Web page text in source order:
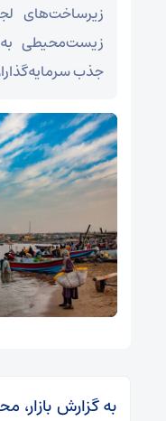
زیرساخت‌های
زیست‌محیطی
جذب
به گزارش بازار،